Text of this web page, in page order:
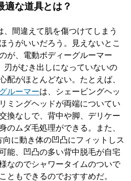
適な道具とは？
間違えて肌を傷つけてしまう
うがいいだろう。見えないとこ
が、電動ボディーグルーマー
刃がむき出しになっていないの
配がほとんどない。たとえば、
ルーマーは、シェービングヘッ
ミングヘッドが両端についてい
換なしで、背中や脚、デリケー
のムダ毛処理ができる。また、
に動き体の凹凸にフィットしス
能、凹凸の多い背中脱毛が自宅
なのでシャワータイムのついで
ともできるのでおすすめだ。